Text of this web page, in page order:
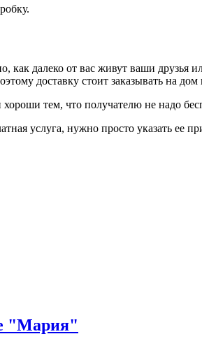
как далеко от вас живут ваши
доставку стоит заказывать на
тем, что получателю не надо
услуга, нужно просто указать ее
"Мария"